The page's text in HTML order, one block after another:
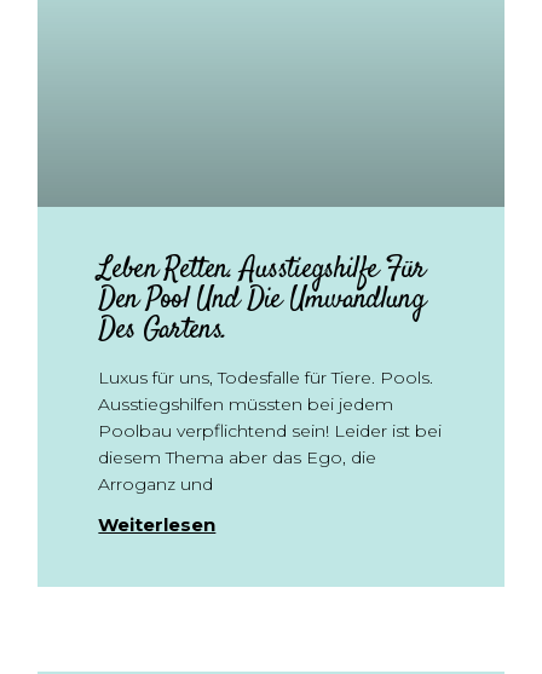
Leben Retten. Ausstiegshilfe Für
Den Pool Und Die Umwandlung
Des Gartens.
Luxus für uns, Todesfalle für Tiere. Pools.
Ausstiegshilfen müssten bei jedem
Poolbau verpflichtend sein! Leider ist bei
diesem Thema aber das Ego, die
Arroganz und
Weiterlesen